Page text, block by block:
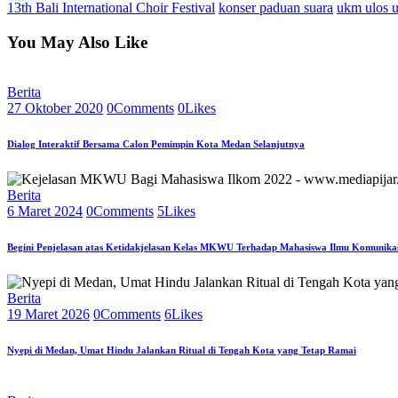
Share
13th Bali International Choir Festival konser paduan suara ukm ulos
You May Also Like
Berita
27 Oktober 2020 0Comments 0Likes
Dialog Interaktif Bersama Calon Pemimpin Kota Medan Selanjutnya
Berita
6 Maret 2024 0Comments 5Likes
Begini Penjelasan atas Ketidakjelasan Kelas MKWU Terhadap Mahasiswa Ilmu
Berita
19 Maret 2026 0Comments 6Likes
Nyepi di Medan, Umat Hindu Jalankan Ritual di Tengah Kota yang Tetap Ramai